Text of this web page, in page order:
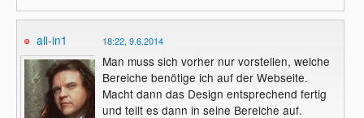
all-in1 18:22, 9.6.2014
Man muss sich vorher nur vorstellen, welche
Bereiche benötige ich auf der Webseite.
Macht dann das Design entsprechend fertig
und teilt es dann in seine Bereiche auf.